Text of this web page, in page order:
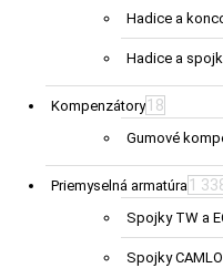
Hadice a
Hadice a
Kompenzátory 18
Gumové
Priemyselná armatúra 1
Spojky TW a
Spojky